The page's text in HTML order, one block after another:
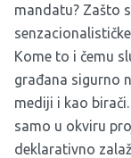
mandatu? Zašto
Kome to i čemu
građana sigurno
mediji i kao
samo u okviru
deklarativno